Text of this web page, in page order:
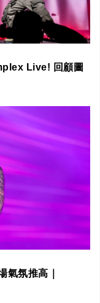
Live! 回顧圖
氛推高｜